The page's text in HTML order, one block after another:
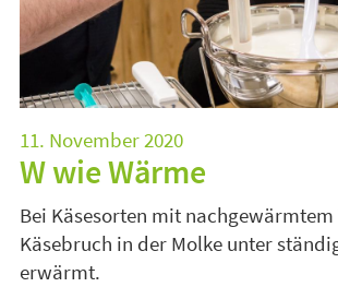
11. November 2020
W wie Wärme
Bei Käsesorten mit
Käsebruch in der Molke unter
erwärmt.